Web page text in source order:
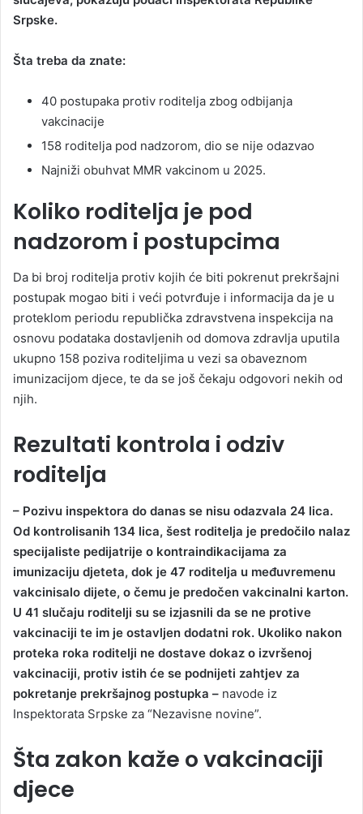
Srpske.
Šta treba da znate:
40 postupaka protiv roditelja zbog odbijanja
vakcinacije
158 roditelja pod nadzorom, dio se nije odazvao
Najniži obuhvat MMR vakcinom u 2025.
Koliko roditelja je pod
nadzorom i postupcima
Da bi broj roditelja protiv kojih će biti pokrenut prekršajni
postupak mogao biti i veći potvrđuje i informacija da je u
proteklom periodu republička zdravstvena inspekcija na
osnovu podataka dostavljenih od domova zdravlja uputila
ukupno 158 poziva roditeljima u vezi sa obaveznom
imunizacijom djece, te da se još čekaju odgovori nekih od
njih.
Rezultati kontrola i odziv
roditelja
– Pozivu inspektora do danas se nisu odazvala 24 lica.
Od kontrolisanih 134 lica, šest roditelja je predočilo nalaz
specijaliste pedijatrije o kontraindikacijama za
imunizaciju djeteta, dok je 47 roditelja u međuvremenu
vakcinisalo dijete, o čemu je predočen vakcinalni karton.
U 41 slučaju roditelji su se izjasnili da se ne protive
vakcinaciji te im je ostavljen dodatni rok. Ukoliko nakon
proteka roka roditelji ne dostave dokaz o izvršenoj
vakcinaciji, protiv istih će se podnijeti zahtjev za
pokretanje prekršajnog postupka – navode iz
Inspektorata Srpske za “Nezavisne novine”.
Šta zakon kaže o vakcinaciji
djece